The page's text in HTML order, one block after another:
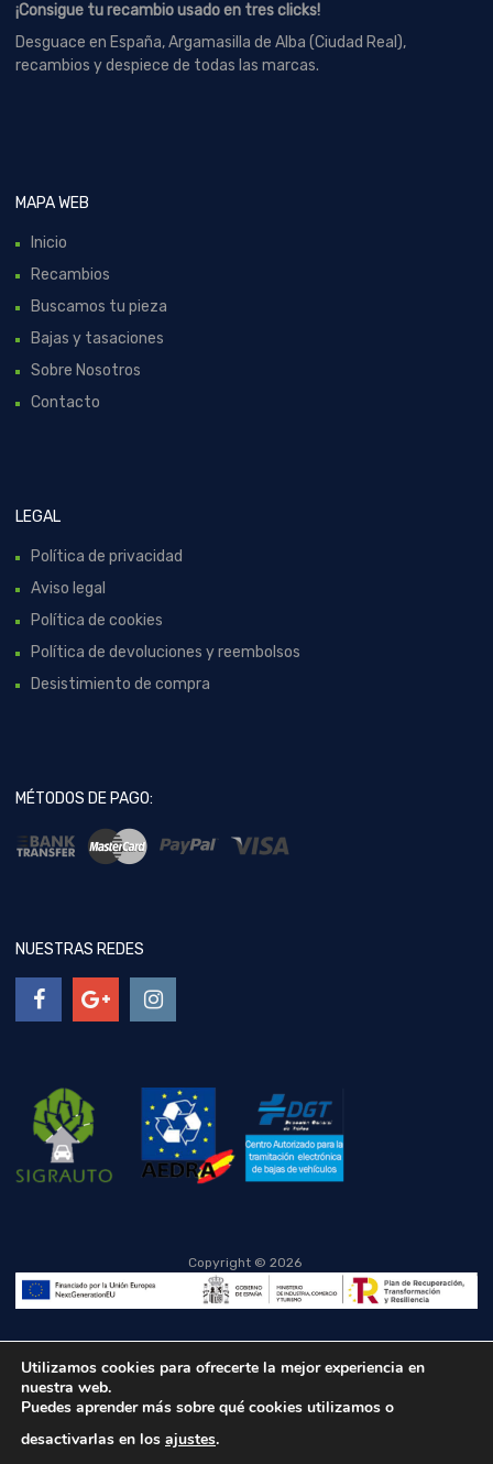
¡Consigue tu recambio usado en tres clicks!
Desguace en España, Argamasilla de Alba (Ciudad Real),
recambios y despiece de todas las marcas.
MAPA WEB
Inicio
Recambios
Buscamos tu pieza
Bajas y tasaciones
Sobre Nosotros
Contacto
LEGAL
Política de privacidad
Aviso legal
Política de cookies
Política de devoluciones y reembolsos
Desistimiento de compra
MÉTODOS DE PAGO:
NUESTRAS REDES
Copyright © 2026
Utilizamos cookies para ofrecerte la mejor experiencia en
nuestra web.
Puedes aprender más sobre qué cookies utilizamos o
desactivarlas en los ajustes.